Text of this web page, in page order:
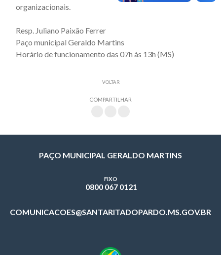
organizacionais.
Resp. Juliano Paixão Ferrer
Paço municipal Geraldo Martins
Horário de funcionamento das 07h às 13h (MS)
VOLTAR
COMPARTILHAR
PAÇO MUNICIPAL GERALDO MARTINS
FIXO
0800 067 0121
COMUNICACOES@SANTARITADOPARDO.MS.GOV.BR